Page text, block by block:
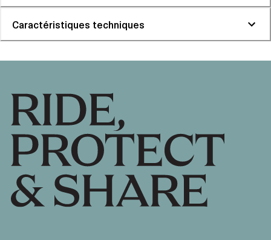
Caractéristiques techniques